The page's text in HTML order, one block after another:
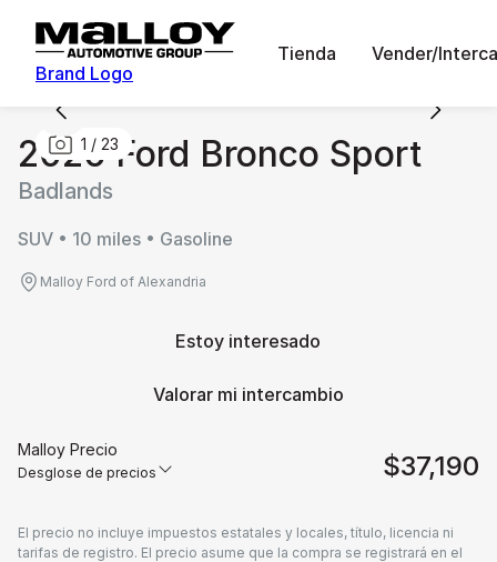
Brand Logo
Tienda Vender/
1 / 23
2026 Ford Bronco Sport
Badlands
SUV • 10 miles • Gasoline
Malloy Ford of Alexandria
Estoy interesado
Valorar mi intercambio
Malloy Precio
Desglose de precios $37,190
El precio no incluye impuestos estatales y locales, título, licencia ni
tarifas de registro. El precio asume que la compra se registrará en el